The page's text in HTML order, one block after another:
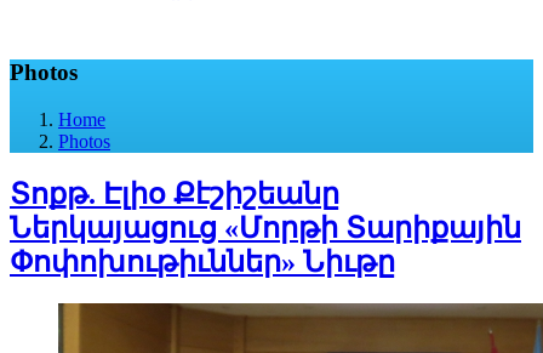
Photos
Home
Photos
Տոքթ. Էլիօ Քէշիշեանը
Ներկայացուց «Մորթի Տարիքային
Փոփոխութիւններ» Նիւթը